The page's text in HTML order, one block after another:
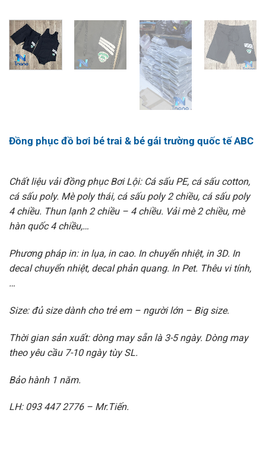
Đồng phục đồ bơi bé trai & bé gái trường quốc tế ABC
Chất liệu vải đồng phục Bơi Lội: Cá sấu PE, cá sấu cotton,
cá sấu poly. Mè poly thái, cá sấu poly 2 chiều, cá sấu poly
4 chiều. Thun lạnh 2 chiều – 4 chiều. Vải mè 2 chiều, mè
hàn quốc 4 chiều,…
Phương pháp in: in lụa, in cao. In chuyển nhiệt, in 3D. In
decal chuyển nhiệt, decal phản quang. In Pet. Thêu vi tính,
…
Size: đủ size dành cho trẻ em – người lớn – Big size.
Thời gian sản xuất: dòng may sẵn là 3-5 ngày. Dòng may
theo yêu cầu 7-10 ngày tùy SL.
Bảo hành 1 năm.
LH: 093 447 2776 – Mr.Tiến.